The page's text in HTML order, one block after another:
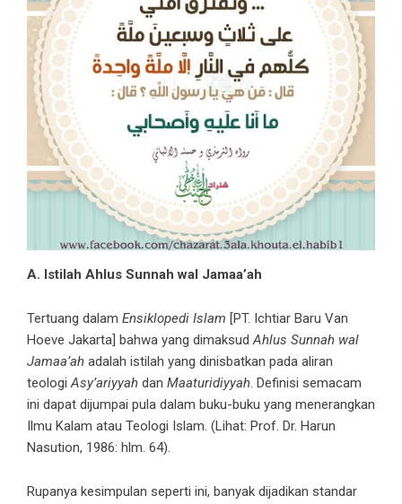
A. Istilah Ahlus Sunnah wal Jamaa’ah
Tertuang dalam Ensiklopedi Islam [PT. Ichtiar Baru Van
Hoeve Jakarta] bahwa yang dimaksud Ahlus Sunnah wal
Jamaa’ah adalah istilah yang dinisbatkan pada aliran
teologi Asy’ariyyah dan Maaturidiyyah . Definisi semacam
ini dapat dijumpai pula dalam buku-buku yang menerangkan
Ilmu Kalam atau Teologi Islam. (Lihat: Prof. Dr. Harun
Nasution, 1986: hlm. 64).
Rupanya kesimpulan seperti ini, banyak dijadikan standar